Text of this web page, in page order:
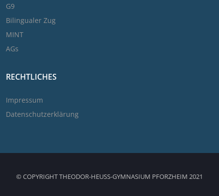
G9
Bilingualer Zug
MINT
AGs
RECHTLICHES
Impressum
Datenschutzerklärung
© COPYRIGHT THEODOR-HEUSS-GYMNASIUM PFORZHEIM 2021